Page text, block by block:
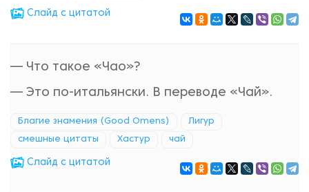
Cлайд с цитатой
— Что такое «Чао»?
— Это по-итальянски. В переводе «Чай».
Благие знамения (Good Omens) Лигур
смешные цитаты Хастур чай
Cлайд с цитатой